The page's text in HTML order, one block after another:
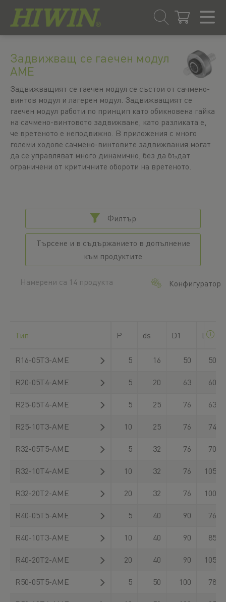
съдържанието
менюто
навигация
Задвижващ се гаечен модул
AME
Задвижващият се гаечен модул се състои от сачмено-
винтов модул и лагерен модул. Задвижващият се
гаечен модул работи по принцип като обикновена гайка
на сачмено-винтовото задвижване, като разликата е,
че вретеното е неподвижно. В приложения с много
големи ходове сачмено-винтовите задвижвания могат
да се управляват много динамично, без да бъдат
ограничени от критичните обороти на вретеното.
Филтър
Търсене и в съдържанието в допълнение
към продуктите
Намерени са 14 продукта Конфигуратор
Тип P ds D1 L
R16-05T3-AME 5 16 50 50
R20-05T4-AME 5 20 63 60
R25-05T4-AME 5 25 76 63
R25-10T3-AME 10 25 76 74
R32-05T5-AME 5 32 76 70
R32-10T4-AME 10 32 76 105
R32-20T2-AME 20 32 76 100
R40-05T5-AME 5 40 90 76
R40-10T3-AME 10 40 90 85
R40-20T2-AME 20 40 90 105
R50-05T5-AME 5 50 100 78